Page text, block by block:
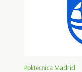
Politecnica Madrid